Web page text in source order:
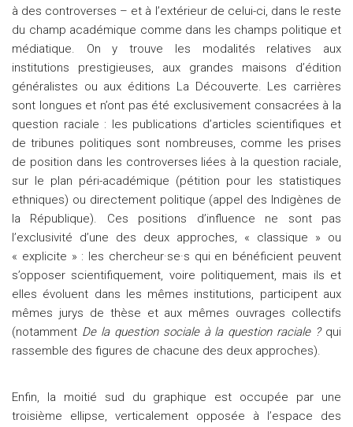
à des controverses – et à l’extérieur de celui-ci, dans le reste
du champ académique comme dans les champs politique et
médiatique. On y trouve les modalités relatives aux
institutions prestigieuses, aux grandes maisons d’édition
généralistes ou aux éditions La Découverte. Les carrières
sont longues et n’ont pas été exclusivement consacrées à la
question raciale : les publications d’articles scientifiques et
de tribunes politiques sont nombreuses, comme les prises
de position dans les controverses liées à la question raciale,
sur le plan péri-académique (pétition pour les statistiques
ethniques) ou directement politique (appel des Indigènes de
la République). Ces positions d’influence ne sont pas
l’exclusivité d’une des deux approches, « classique » ou
« explicite » : les chercheur·se·s qui en bénéficient peuvent
s’opposer scientifiquement, voire politiquement, mais ils et
elles évoluent dans les mêmes institutions, participent aux
mêmes jurys de thèse et aux mêmes ouvrages collectifs
(notamment De la question sociale à la question raciale ?qui
rassemble des figures de chacune des deux approches).
Enfin, la moitié sud du graphique est occupée par une
troisième ellipse, verticalement opposée à l’espace des